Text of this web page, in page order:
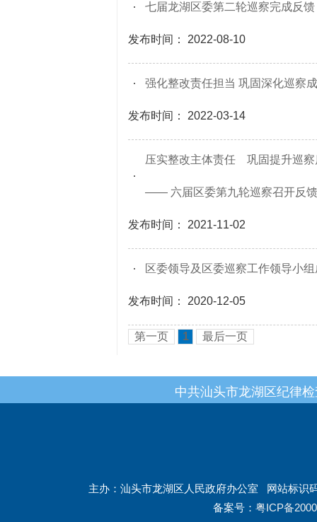
七届龙湖区委第二轮巡察完成反馈
发布时间： 2022-08-10
强化整改责任担当 巩固深化巡察
发布时间： 2022-03-14
压实整改主体责任 巩固提升巡察
—— 六届区委第九轮巡察召开反
发布时间： 2021-11-02
区委领导及区委巡察工作领导小
发布时间： 2020-12-05
第一页 1 最后一页
中共汕头市龙湖区纪律
主办：汕头市龙湖区人民政府办公室
网站标识
备案号： 粤ICP备